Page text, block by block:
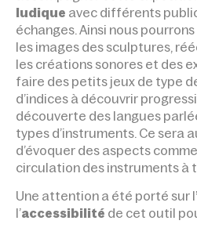
ludique avec différents
échanges. Ainsi nous
les images des sculptures,
les créations sonores et des
faire des petits jeux de type
d’indices à découvrir
découverte des langues
types d’instruments. Ce sera
d’évoquer des aspects
circulation des instruments à
Une attention a été porté sur l
l’accessibilité de cet outil